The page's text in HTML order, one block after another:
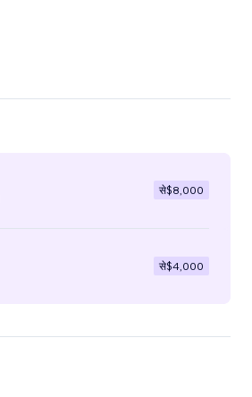
से$8,000
से$4,000